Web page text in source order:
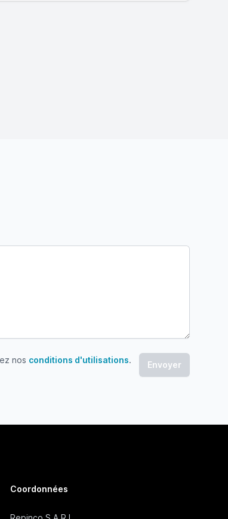
nos conditions d'utilisations
nos conditions d'utilisations.
Coordonnées